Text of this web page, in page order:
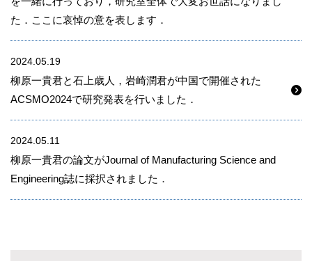
た．ここに哀悼の意を表します．
2024.05.19
柳原一貴君と石上歳人，岩崎潤君が中国で開催された
ACSMO2024で研究発表を行いました．
2024.05.11
柳原一貴君の論文がJournal of Manufacturing Science and
Engineering誌に採択されました．